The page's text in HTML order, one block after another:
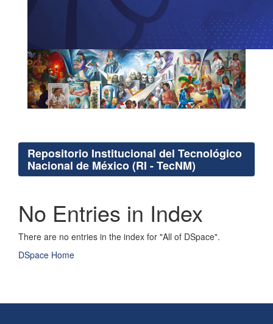
Repositorio Institucional del Tecnológico
Nacional de México (RI - TecNM)
No Entries in Index
There are no entries in the index for "All of DSpace".
DSpace Home